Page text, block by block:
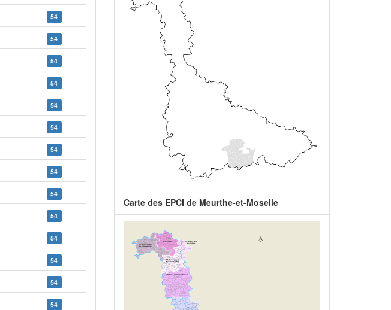
54
54
54
54
54
54
54
54
54
54
54
54
54
54
Carte des EPCI de Meurthe-et-Moselle